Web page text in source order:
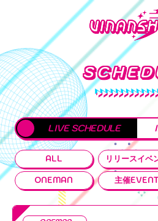
LIVE SCHEDULE
ALL リリースイベ
ONEMAN 主催EVENT